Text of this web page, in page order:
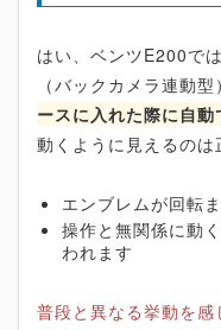
はい、ベンツE200で
（バックカメラ連動
ースに入れた際に自動
動くように見えるのは
エンブレムが回転
操作と無関係に動
われます
普段と異なる挙動を